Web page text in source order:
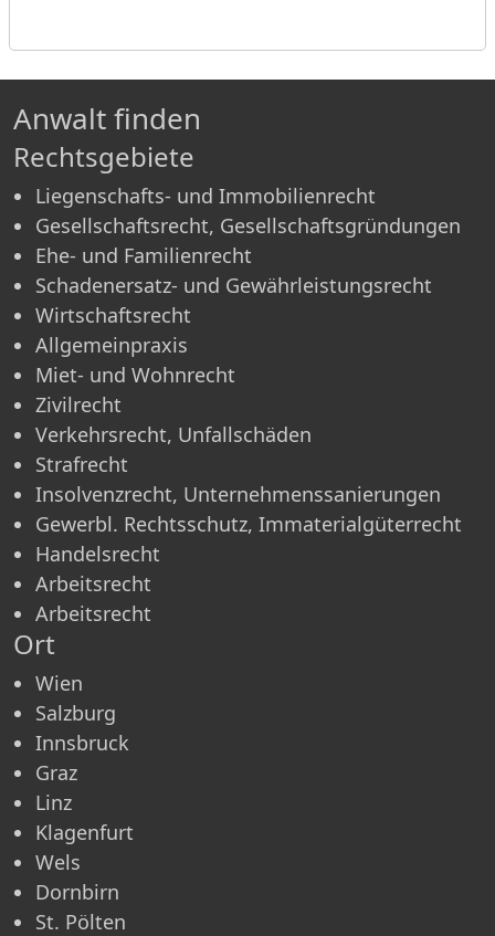
Anwalt finden
Rechtsgebiete
Liegenschafts- und Immobilienrecht
Gesellschaftsrecht, Gesellschaftsgründungen
Ehe- und Familienrecht
Schadenersatz- und Gewährleistungsrecht
Wirtschaftsrecht
Allgemeinpraxis
Miet- und Wohnrecht
Zivilrecht
Verkehrsrecht, Unfallschäden
Strafrecht
Insolvenzrecht, Unternehmenssanierungen
Gewerbl. Rechtsschutz, Immaterialgüterrecht
Handelsrecht
Arbeitsrecht
Arbeitsrecht
Ort
Wien
Salzburg
Innsbruck
Graz
Linz
Klagenfurt
Wels
Dornbirn
St. Pölten